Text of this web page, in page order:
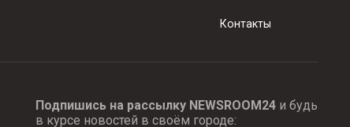
Контакты
Подпишись на рассылку NEWSROOM24и будь
в курсе новостей в своём городе: